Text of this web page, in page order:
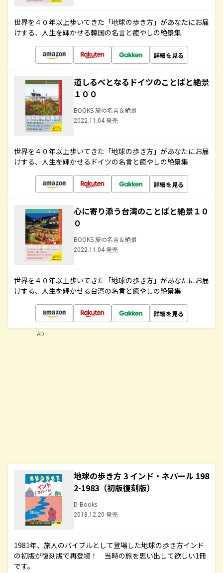
世界を４０年以上歩いてきた「地球の歩き方」があなたにお届
けする、人生を輝かせる韓国の名言と癒やしの絶景集
詳細を見る
道しるべとなるドイツのことばと絶景
１００
BOOKS 旅の名言＆絶景
2022.11.04 発売
世界を４０年以上歩いてきた「地球の歩き方」があなたにお届
けする、人生を輝かせるドイツの名言と癒やしの絶景集
詳細を見る
心に寄り添う台湾のことばと絶景１０
０
BOOKS 旅の名言＆絶景
2022.11.04 発売
世界を４０年以上歩いてきた「地球の歩き方」があなたにお届
けする、人生を輝かせる台湾の名言と癒やしの絶景集
詳細を見る
地球の歩き方 3 インド・ネパール 198
2-1983（初版復刻版）
D-Books
2018.12.20 発売
1981年、旅人のバイブルとして登場した地球の歩き方インド
の初版が復刻版で再登場！ 当時の旅を思い出して欲しい1冊
です。
AD